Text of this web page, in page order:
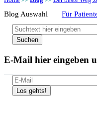
Blog Auswahl Für
E-Mail hier eingeben